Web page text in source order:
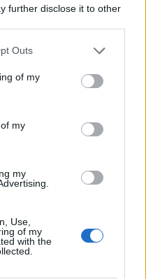
further disclose it to other
Outs
of my
my
my
Use,
of my
with the
lévő 12 hónapban
Ez is csak moderált
negyedéves 3.3
növekedési tempó - mint
is - Németországnak
európai...